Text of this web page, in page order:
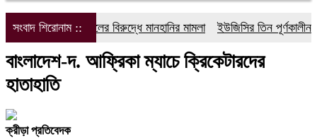
সংবাদ শিরোনাম ::ডিপজলের বিরুদ্ধে মানহানির মামলা ইউজিসির তিন পূর্ণকালীন
বাংলাদেশ-দ. আফ্রিকা ম্যাচে ক্রিকেটারদের
হাতাহাতি
ক্রীড়া প্রতিবেদক